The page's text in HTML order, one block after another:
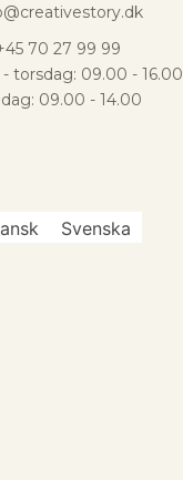
70 27 99 99
torsdag: 09.00 - 16.00
09.00 - 14.00
Svenska